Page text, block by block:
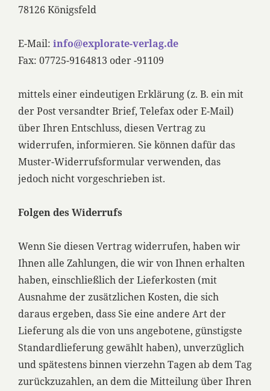
78126 Königsfeld
E-Mail: info@explorate-verlag.de
Fax: 07725-9164813 oder -91109
mittels einer eindeutigen Erklärung (z. B. ein mit
der Post versandter Brief, Telefax oder E-Mail)
über Ihren Entschluss, diesen Vertrag zu
widerrufen, informieren. Sie können dafür das
Muster-Widerrufsformular verwenden, das
jedoch nicht vorgeschrieben ist.
Folgen des Widerrufs
Wenn Sie diesen Vertrag widerrufen, haben wir
Ihnen alle Zahlungen, die wir von Ihnen erhalten
haben, einschließlich der Lieferkosten (mit
Ausnahme der zusätzlichen Kosten, die sich
daraus ergeben, dass Sie eine andere Art der
Lieferung als die von uns angebotene, günstigste
Standardlieferung gewählt haben), unverzüglich
und spätestens binnen vierzehn Tagen ab dem Tag
zurückzuzahlen, an dem die Mitteilung über Ihren